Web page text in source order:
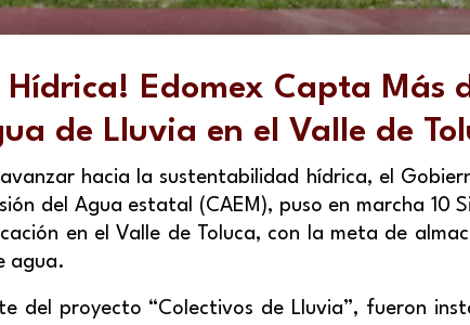
Hídrica! Edomex Capta Más
de Lluvia en el Valle de
hacia la sustentabilidad hídrica, el
del Agua estatal (CAEM), puso en marcha 10
en el Valle de Toluca, con la meta de
agua.
del proyecto “Colectivos de Lluvia”, fueron